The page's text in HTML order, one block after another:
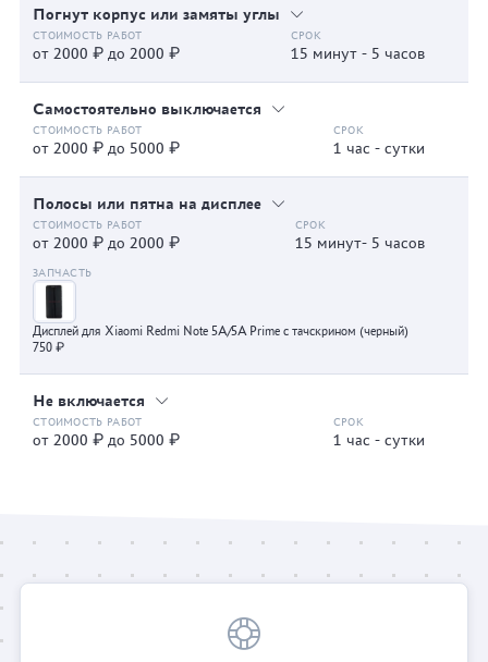
Погнут корпус или замяты углы
от 2000 ₽ до 2000 ₽ 15 минут - 5 часов
Самостоятельно выключается
от 2000 ₽ до 5000 ₽ 1 час - сутки
Полосы или пятна на дисплее
от 2000 ₽ до 2000 ₽ 15 минут- 5 часов
Дисплей для Xiaomi Redmi Note 5A/5A Prime с тачскрином (черный)
750 ₽
Не включается
от 2000 ₽ до 5000 ₽ 1 час - сутки